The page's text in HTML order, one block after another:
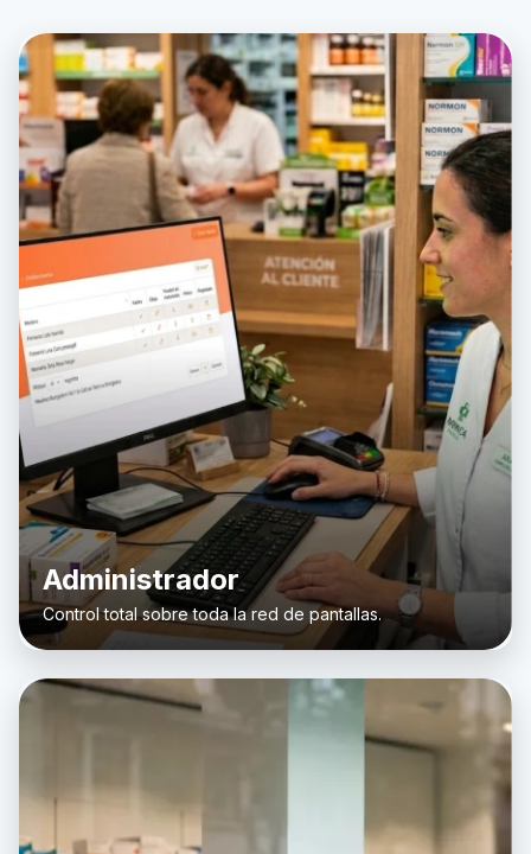
Administrador
Control total sobre toda la red de pantallas.